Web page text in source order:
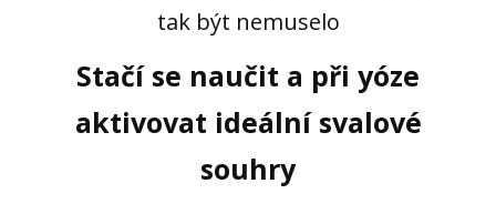
tak být nemuselo
Stačí se naučit a při yóze
aktivovat ideální svalové
souhry